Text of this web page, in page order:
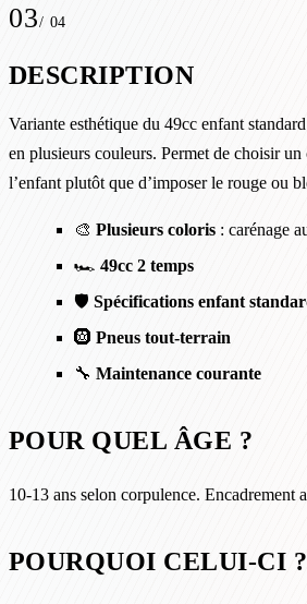
03/ 04
DESCRIPTION
Variante esthétique du 49cc enfant
en plusieurs couleurs. Permet de choisir
l’enfant plutôt que d’imposer le rouge ou
🎨 Plusieurs coloris : carénage
🏎️ 49cc 2 temps
🛡️ Spécifications enfant
🛞 Pneus tout-terrain
🔧 Maintenance courante
POUR QUEL ÂGE ?
10-13 ans selon corpulence. Encadrement
POURQUOI CELUI-CI ?